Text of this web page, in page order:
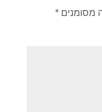
מסומנים *